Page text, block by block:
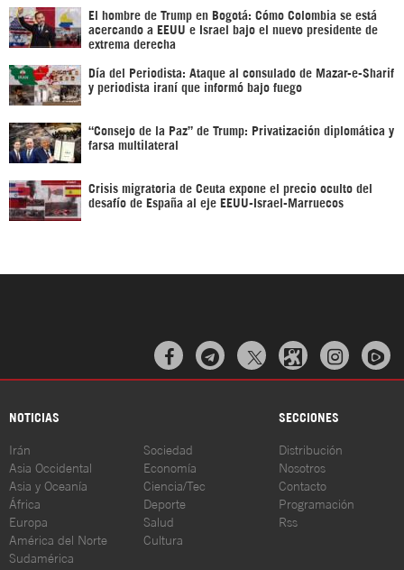
El hombre de Trump en Bogotá: Cómo Colombia se está
acercando a EEUU e Israel bajo el nuevo presidente de
extrema derecha
Día del Periodista: Ataque al consulado de Mazar-e-Sharif
y periodista iraní que informó bajo fuego
“Consejo de la Paz” de Trump: Privatización diplomática y
farsa multilateral
Crisis migratoria de Ceuta expone el precio oculto del
desafío de España al eje EEUU-Israel-Marruecos
  
NOTICIAS SECCIONES
Irán
Asia Occidental
Asia y Oceanía
África
Europa
América del Norte
Sudamérica
Sociedad
Economía
Ciencia/Tec
Deporte
Salud
Cultura
Distribución
Nosotros
Contacto
Programación
Rss